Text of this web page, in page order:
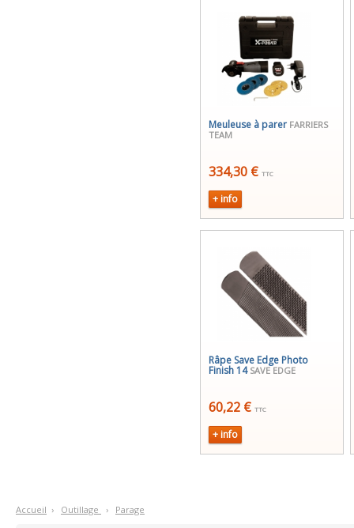
Meuleuse à parer FARRIERS
TEAM
334,30 € TTC
+ info
Râpe Save Edge Photo
Finish 14 SAVE EDGE
60,22 € TTC
+ info
Accueil › Outillage › Parage